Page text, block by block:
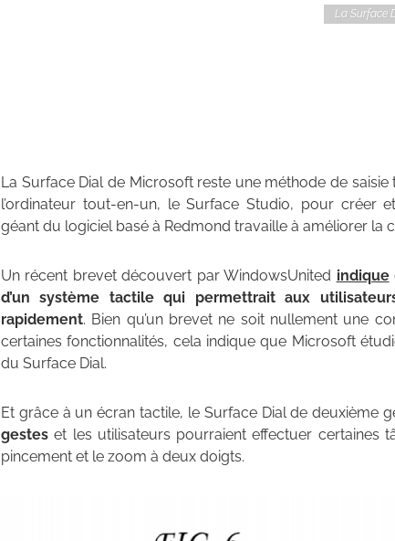
La Surface
La Surface Dial de Microsoft reste une méthode de
l’ordinateur tout-en-un, le Surface Studio, pour créer
géant du logiciel basé à Redmond travaille à améliorer la
Un récent brevet découvert par WindowsUnited indique
d’un système tactile qui permettrait aux
rapidement. Bien qu’un brevet ne soit nullement une
certaines fonctionnalités, cela indique que Microsoft
du Surface Dial.
Et grâce à un écran tactile, le Surface Dial de deuxième
gestes et les utilisateurs pourraient effectuer certaines
pincement et le zoom à deux doigts.